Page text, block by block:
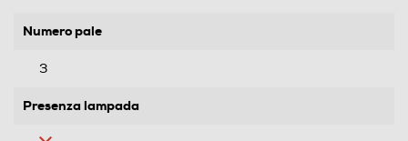
Numero pale
3
Presenza lampada